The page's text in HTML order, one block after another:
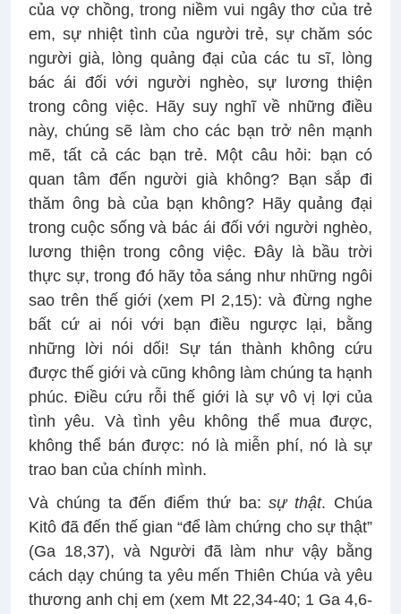
của vợ chồng, trong niềm vui ngây thơ của trẻ
em, sự nhiệt tình của người trẻ, sự chăm sóc
người già, lòng quảng đại của các tu sĩ, lòng
bác ái đối với người nghèo, sự lương thiện
trong công việc. Hãy suy nghĩ về những điều
này, chúng sẽ làm cho các bạn trở nên mạnh
mẽ, tất cả các bạn trẻ. Một câu hỏi: bạn có
quan tâm đến người già không? Bạn sắp đi
thăm ông bà của bạn không? Hãy quảng đại
trong cuộc sống và bác ái đối với người nghèo,
lương thiện trong công việc. Đây là bầu trời
thực sự, trong đó hãy tỏa sáng như những ngôi
sao trên thế giới (xem Pl 2,15): và đừng nghe
bất cứ ai nói với bạn điều ngược lại, bằng
những lời nói dối! Sự tán thành không cứu
được thế giới và cũng không làm chúng ta hạnh
phúc. Điều cứu rỗi thế giới là sự vô vị lợi của
tình yêu. Và tình yêu không thể mua được,
không thể bán được: nó là miễn phí, nó là sự
trao ban của chính mình.
Và chúng ta đến điểm thứ ba:sự thật. Chúa
Kitô đã đến thế gian “để làm chứng cho sự thật”
(Ga 18,37), và Người đã làm như vậy bằng
cách dạy chúng ta yêu mến Thiên Chúa và yêu
thương anh chị em (xem Mt 22,34-40; 1 Ga 4,6-